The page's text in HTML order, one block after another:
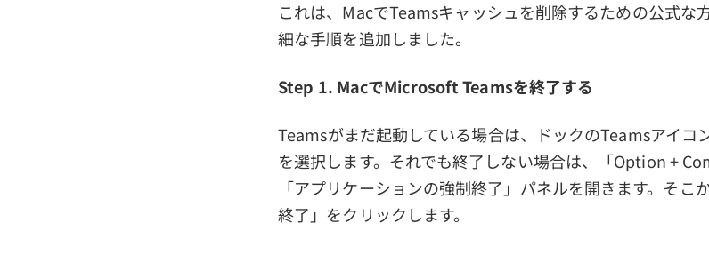
これは、MacでTeamsキャッシュを削除するための公式な
細な手順を追加しました。
Step 1. MacでMicrosoft Teamsを終了する
Teamsがまだ起動している場合は、ドックのTeamsアイコ
を選択します。それでも終了しない場合は、「Option +
「アプリケーションの強制終了」パネルを開きます。そこ
終了」をクリックします。